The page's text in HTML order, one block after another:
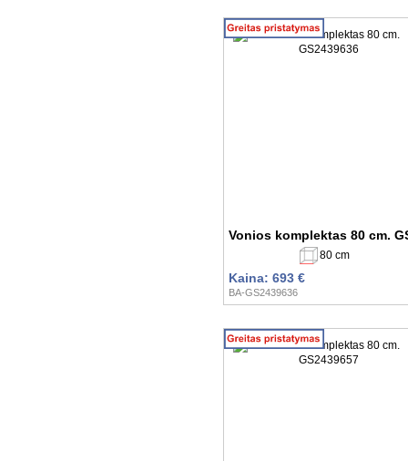
Vonios komplektas 80 cm.
80 cm
Kaina: 693 €
BA-GS2439636